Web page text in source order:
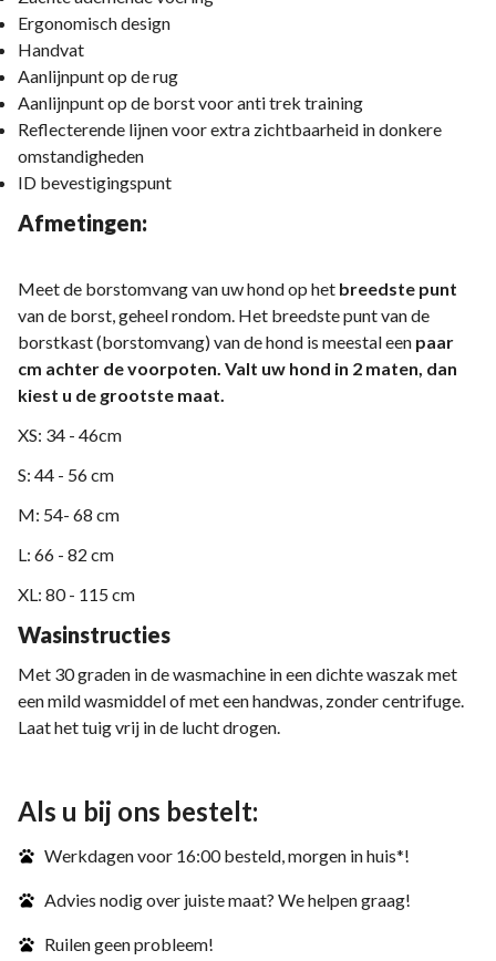
Ergonomisch design
Handvat
Aanlijnpunt op de rug
Aanlijnpunt op de borst voor anti trek training
Reflecterende lijnen voor extra zichtbaarheid in donkere
omstandigheden
ID bevestigingspunt
Afmetingen:
Meet de borstomvang van uw hond op het breedste punt
van de borst, geheel rondom. Het breedste punt van de
borstkast (borstomvang) van de hond is meestal een paar
cm achter de voorpoten. Valt uw hond in 2 maten, dan
kiest u de grootste maat.
XS: 34 - 46cm
S: 44 - 56 cm
M: 54- 68 cm
L: 66 - 82 cm
XL: 80 - 115 cm
Wasinstructies
Met 30 graden in de wasmachine in een dichte waszak met
een mild wasmiddel of met een handwas, zonder centrifuge.
Laat het tuig vrij in de lucht drogen.
Als u bij ons bestelt:
Werkdagen voor 16:00 besteld, morgen in huis*!
Advies nodig over juiste maat? We helpen graag!
Ruilen geen probleem!